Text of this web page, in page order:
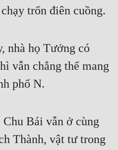
trốn điên cuồng.
nhà họ Tưởng có
vẫn chẳng thể mang
phố N.
Bái vẫn ở cùng
Thành, vật tư trong